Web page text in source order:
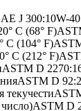
J 300:10W-40
С (68°
С (104°
С (212°
D
D
D